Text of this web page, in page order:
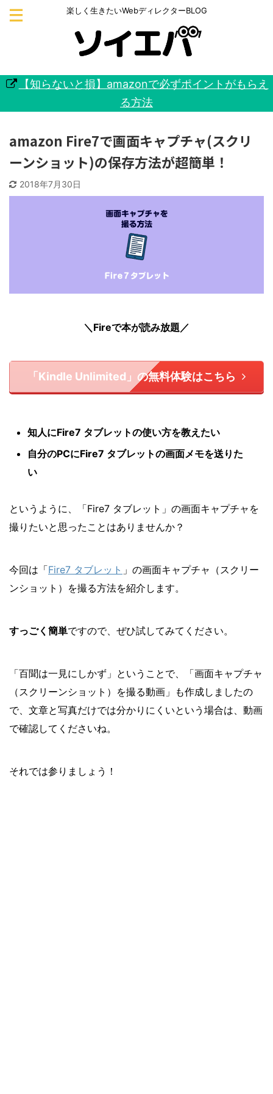
楽しく生きたいWebディレクターBLOG
【知らないと損】amazonで必ずポイントがもらえ
る方法
amazon Fire7で画面キャプチャ(スクリ
ーンショット)の保存方法が超簡単！
2018年7月30日
＼Fireで本が読み放題／
「Kindle Unlimited」の無料体験はこちら
知人にFire7 タブレットの使い方を教えたい
自分のPCにFire7 タブレットの画面メモを送りた
い
というように、「Fire7 タブレット」の画面キャプチャを
撮りたいと思ったことはありませんか？
今回は「Fire7 タブレット 」の画面キャプチャ（スクリー
ンショット）を撮る方法を紹介します。
すっごく簡単ですので、ぜひ試してみてください。
「百聞は一見にしかず」ということで、「画面キャプチャ
（スクリーンショット）を撮る動画」も作成しましたの
で、文章と写真だけでは分かりにくいという場合は、動画
で確認してくださいね。
それでは参りましょう！